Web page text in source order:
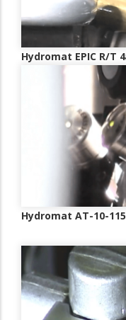
Hydromat EPIC R/T
Hydromat AT-10-